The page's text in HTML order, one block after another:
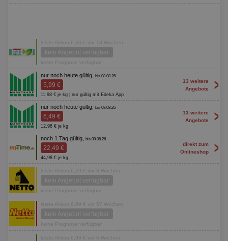
letzte Aktion 6,66 € vor 18 Wochen
kein Angebot verfügbar
keine Prognose verfügbar
nur noch heute gültig, bis 08.08.26
5,99 €
11,98 € je kg | nur gültig mit Edeka App
13 weitere
Angebote
>
nur noch heute gültig, bis 08.08.26
6,49 €
12,98 € je kg
13 weitere
Angebote
>
noch 1 Tag gültig, bis 09.08.26
22,49 €
44,98 € je kg
direkt zum
Onlineshop
>
letzte Aktion 6,79 € vor 3 Wochen
kein Angebot verfügbar
keine Prognose verfügbar
letzte Aktion 6,99 € vor 57 Wochen
kein Angebot verfügbar
keine Prognose verfügbar
letzte Aktion 6,99 € vor 6 Wochen